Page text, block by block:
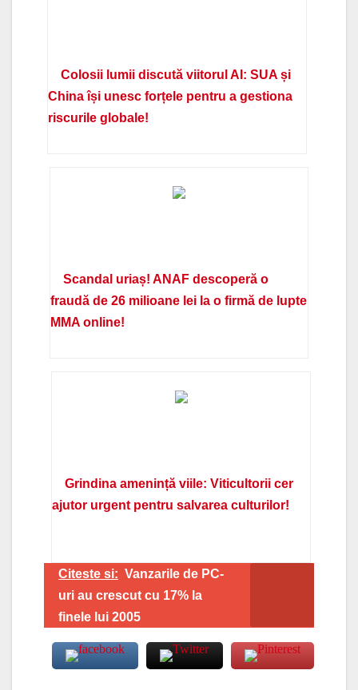
Colosii lumii discută viitorul AI: SUA și
China își unesc forțele pentru a gestiona
riscurile globale!
Scandal uriaș! ANAF descoperă o
fraudă de 26 milioane lei la o firmă de lupte
MMA online!
Grindina amenință viile: Viticultorii cer
ajutor urgent pentru salvarea culturilor!
Citeste si: Vanzarile de PC-
uri au crescut cu 17% la
finele lui 2005